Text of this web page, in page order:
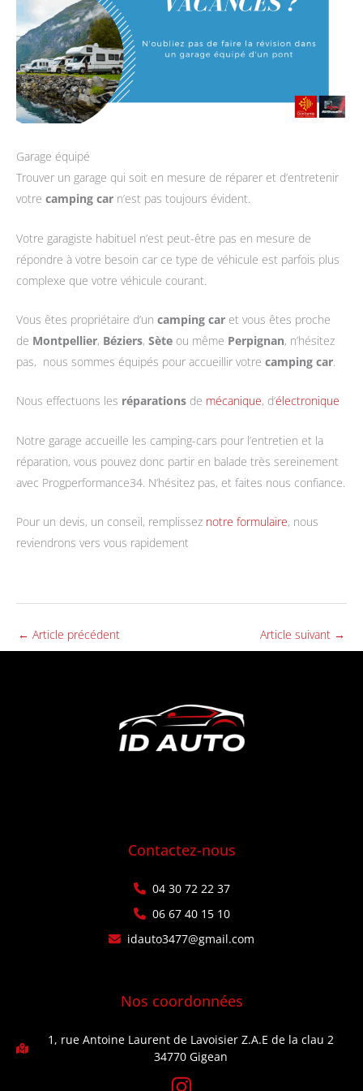
Garage équipé
Trouver un garage qui soit en mesure de réparer et d’entretenir
votre camping car n’est pas toujours évident.
Votre garagiste habituel n’est peut-être pas en mesure de
répondre à votre besoin car ce type de véhicule est parfois plus
complexe que votre véhicule courant.
Vous êtes propriétaire d’un camping car et vous êtes proche
de Montpellier, Béziers, Sète ou même Perpignan, n’hésitez
pas, nous sommes équipés pour accueillir votre camping car.
Nous effectuons les réparations de mécanique, d’électronique
Notre garage accueille les camping-cars pour l’entretien et la
réparation, vous pouvez donc partir en balade très sereinement
avec Progperformance34. N’hésitez pas, et faites nous confiance.
Pour un devis, un conseil, remplissez notre formulaire, nous
reviendrons vers vous rapidement
← Article précédent Article suivant →
Contactez-nous
04 30 72 22 37
06 67 40 15 10
idauto3477@gmail.com
Nos coordonnées
1, rue Antoine Laurent de Lavoisier Z.A.E de la clau 2
34770 Gigean